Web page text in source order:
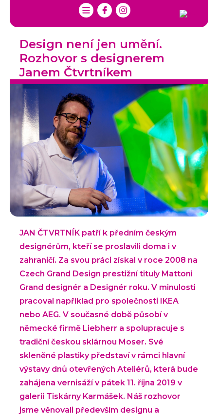
Design není jen umění.
Rozhovor s designerem
Janem Čtvrtníkem
JAN ČTVRTNÍK patří k předním českým
designérům, kteří se proslavili doma i v
zahraničí. Za svou práci získal v roce 2008 na
Czech Grand Design prestižní tituly Mattoni
Grand designér a Designér roku. V minulosti
pracoval například pro společnosti IKEA
nebo AEG. V současné době působí v
německé firmě Liebherr a spolupracuje s
tradiční českou sklárnou Moser. Své
skleněné plastiky představí v rámci hlavní
výstavy dnů otevřených Ateliérů, která bude
zahájena vernisáží v pátek 11. října 2019 v
galerii Tiskárny Karmášek. Náš rozhovor
jsme věnovali především designu a